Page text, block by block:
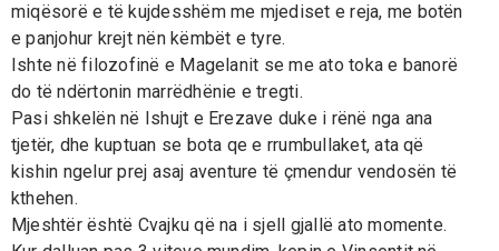
miqësorë e të kujdesshëm me mjediset e reja, me botën
e panjohur krejt nën këmbët e tyre.
Ishte në filozofinë e Magelanit se me ato toka e banorë
do të ndërtonin marrëdhënie e tregti.
Pasi shkelën në Ishujt e Erezave duke i rënë nga ana
tjetër, dhe kuptuan se bota qe e rrumbullaket, ata që
kishin ngelur prej asaj aventure të çmendur vendosën të
kthehen.
Mjeshtër është Cvajku që na i sjell gjallë ato momente.